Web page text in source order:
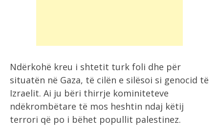
Ndërkohë kreu i shtetit turk foli dhe për
situatën në Gaza, të cilën e silësoi si genocid të
Izraelit. Ai ju bëri thirrje kominiteteve
ndëkrombëtare të mos heshtin ndaj këtij
terrori që po i bëhet popullit palestinez.